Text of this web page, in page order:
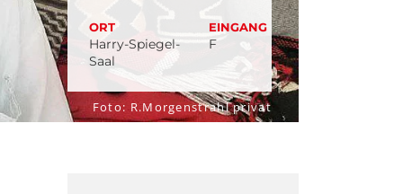
ORT
Harry-Spiegel-
Saal
EINGANG
F
Foto: R.Morgenstrahl privat